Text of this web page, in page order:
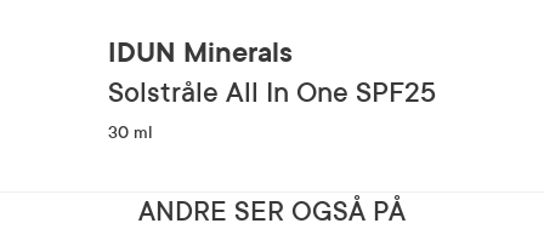
IDUN Minerals
Solstråle All In One SPF25
30 ml
ANDRE SER OGSÅ PÅ